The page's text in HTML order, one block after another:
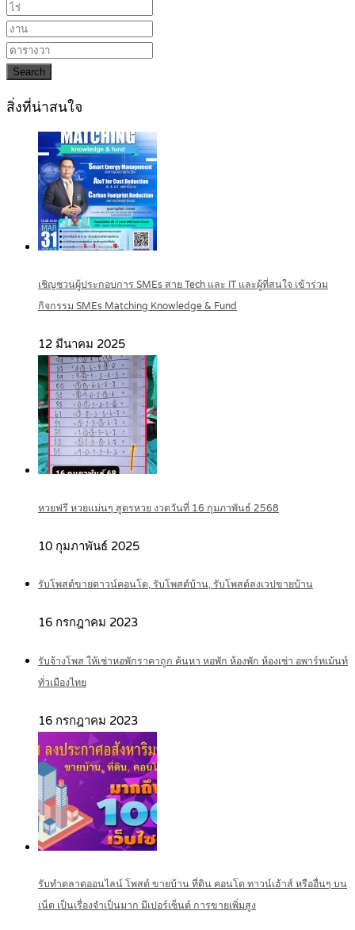
Search
สิ่งที่น่าสนใจ
เชิญชวนผู้ประกอบการ SMEs สาย Tech และ IT และผู้ที่สนใจ เข้าร่วม
กิจกรรม SMEs Matching Knowledge & Fund
12 มีนาคม 2025
หวยฟรี หวยแม่นๆ สูตรหวย งวดวันที่ 16 กุมภาพันธ์ 2568
10 กุมภาพันธ์ 2025
รับโพสต์ขายดาวน์คอนโด, รับโพสต์บ้าน, รับโพสต์ลงเวปขายบ้าน
16 กรกฎาคม 2023
รับจ้างโพส ให้เช่าหอพักราคาถูก ค้นหา หอพัก ห้องพัก ห้องเช่า อพาร์ทเม้นท์
ทั่วเมืองไทย
16 กรกฎาคม 2023
รับทำตลาดออนไลน์ โพสต์ ขายบ้าน ที่ดิน คอนโด ทาวน์เฮ้าส์ หรืออื่นๆ บน
เน็ต เป็นเรื่องจำเป็นมาก มีเปอร์เซ็นต์ การขายเพิ่มสูง